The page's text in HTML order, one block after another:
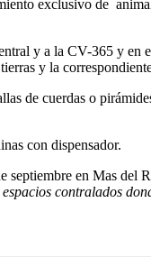
exclusivo de
y a la CV-365 y en
y la
de cuerdas o
con dispensador.
septiembre en Mas del
contralados